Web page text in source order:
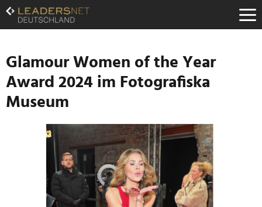
Zum
Inhalt
Zur
Navigation
Zur
Hauptnavigation
Glamour Women of the Year
Award 2024 im Fotografiska
Museum